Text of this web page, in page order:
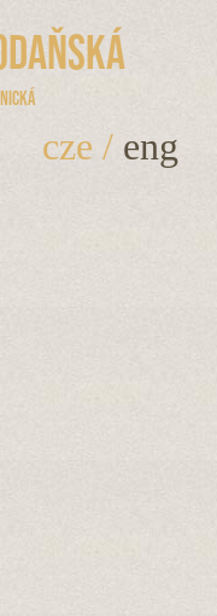
cze / eng